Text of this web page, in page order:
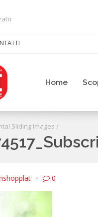
Home
Sliding Images /
0